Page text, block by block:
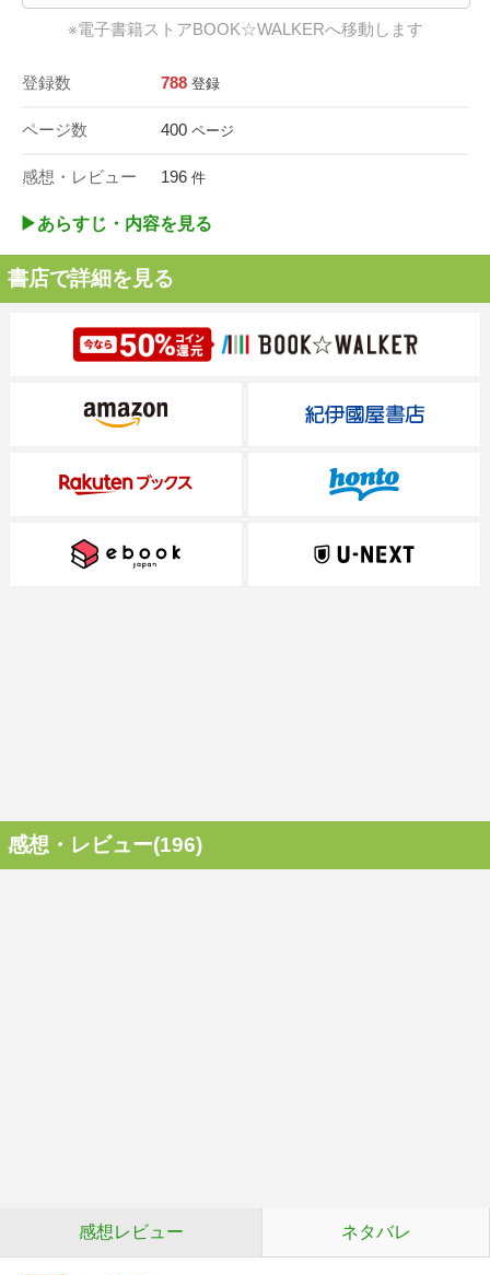
※電子書籍ストアBOOK☆WALKERへ移動します
登録数 788 登録
ページ数 400 ページ
感想・レビュー 196 件
▶︎あらすじ・内容を見る
書店で詳細を見る
感想・レビュー(196)
感想レビュー ネタバレ